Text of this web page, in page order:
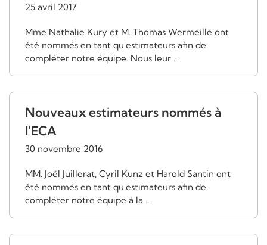
25 avril 2017
Mme Nathalie Kury et M. Thomas Wermeille ont
été nommés en tant qu'estimateurs afin de
compléter notre équipe. Nous leur ...
Nouveaux estimateurs nommés à
l'ECA
30 novembre 2016
MM. Joël Juillerat, Cyril Kunz et Harold Santin ont
été nommés en tant qu'estimateurs afin de
compléter notre équipe à la ...